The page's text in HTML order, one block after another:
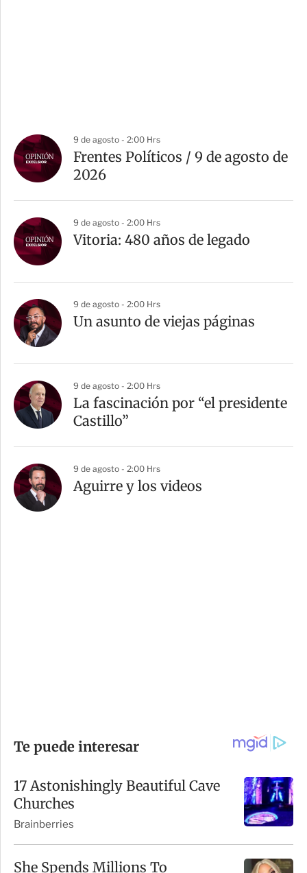
9 de agosto - 2:00 Hrs
Frentes Políticos / 9 de agosto de
2026
9 de agosto - 2:00 Hrs
Vitoria: 480 años de legado
9 de agosto - 2:00 Hrs
Un asunto de viejas páginas
9 de agosto - 2:00 Hrs
La fascinación por “el presidente
Castillo”
9 de agosto - 2:00 Hrs
Aguirre y los videos